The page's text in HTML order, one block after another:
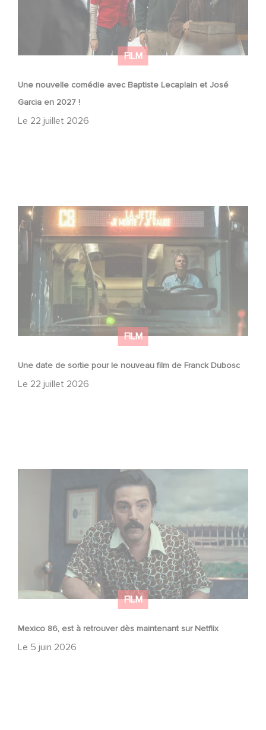
FILM
Une nouvelle comédie avec Baptiste Lecaplain et José
Garcia en 2027 !
Le 22 juillet 2026
FILM
Une date de sortie pour le nouveau film de Franck Dubosc
Le 22 juillet 2026
Une date de sortie pour le nouveau film de Franck
Dubosc
FILM
Mexico 86, est à retrouver dès maintenant sur Netflix
Le 5 juin 2026
Mexico 86, est à retrouver dès maintenant sur Netflix